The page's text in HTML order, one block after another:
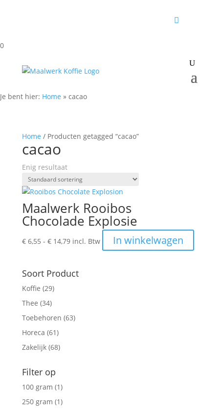
0
Je bent hier: Home » cacao
Home / Producten getagged “cacao”
cacao
Enig resultaat
Maalwerk Rooibos
Chocolade Explosie
€6,55 - €14,79Prijsklasse:
€ 14,79
incl. Btw In winkelwagen
product
Soort Product
Koffie (29)
Thee (34)
Toebehoren (63)
Horeca (61)
Zakelijk (68)
Filter op
100 gram (1)
250 gram (1)